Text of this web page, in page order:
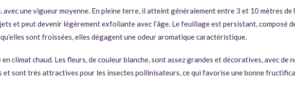
une vigueur moyenne. En pleine terre, il atteint généralement entre 3 et 10 mètres
et peut devenir légèrement exfoliante avec l’âge. Le feuillage est persistant, composé
sont froissées, elles dégagent une odeur aromatique caractéristique.
climat chaud. Les fleurs, de couleur blanche, sont assez grandes et décoratives, avec de
et sont très attractives pour les insectes pollinisateurs, ce qui favorise une bonne